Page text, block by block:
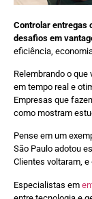
Controlar entregas
desafios em
eficiência,
Relembrando o
em tempo real e
Empresas que
como mostram
Pense em um
São Paulo adotou
Clientes voltaram,
Especialistas em